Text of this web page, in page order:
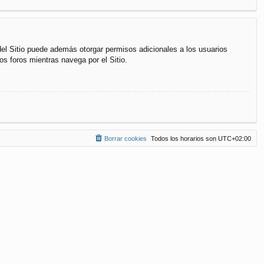
Sitio puede además otorgar permisos adicionales a los usuarios
foros mientras navega por el Sitio.
Todos los horarios son UTC+02:00
Borrar cookies